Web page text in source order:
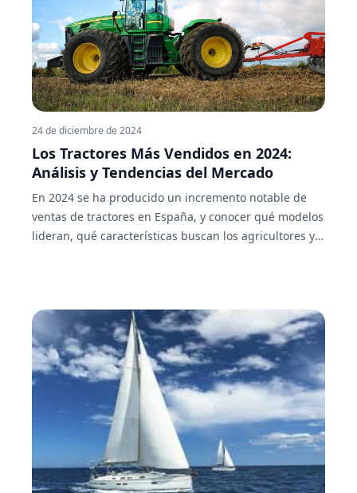
24 de diciembre de 2024
Los Tractores Más Vendidos en 2024:
Análisis y Tendencias del Mercado
En 2024 se ha producido un incremento notable de
ventas de tractores en España, y conocer qué modelos
lideran, qué características buscan los agricultores y
BUEYDU.